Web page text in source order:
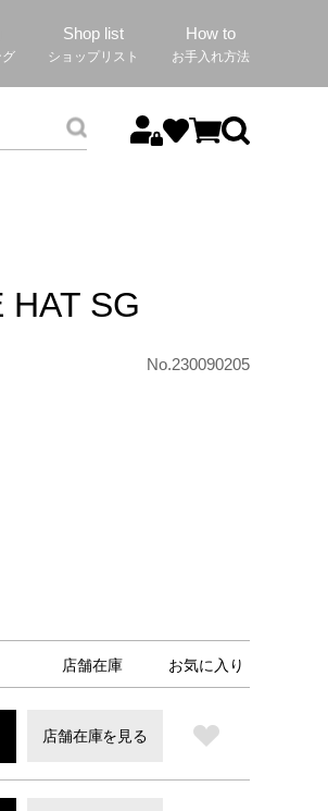
グ
Shop list
ショップリスト
How to
お手入れ方法
HAT SG
No.230090205
店舗在庫 お気に入り
店舗在庫を見る